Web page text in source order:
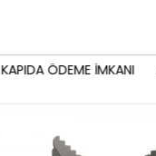
KAPIDA ÖDEME İMKANI